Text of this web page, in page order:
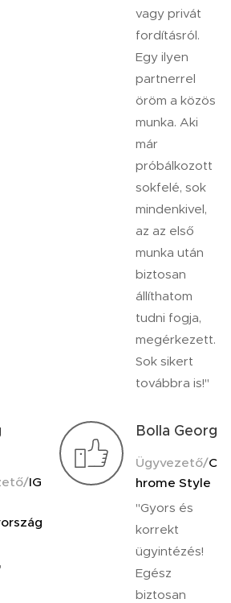
vagy privát
fordításról.
Egy ilyen
partnerrel
öröm a közös
munka. Aki
már
próbálkozott
sokfelé, sok
mindenkivel,
az az első
munka után
biztosan
állíthatom
tudni fogja,
megérkezett.
Sok sikert
továbbra is!"
IG
Bolla Georg
Ügyvezető/C
hrome Style
"Gyors és
korrekt
ügyintézés!
Egész
biztosan